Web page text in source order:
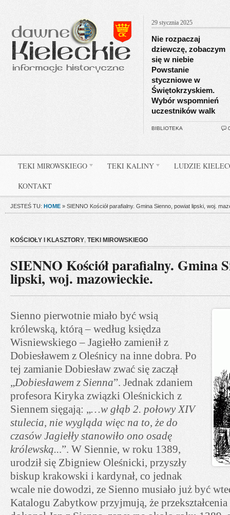
29 stycznia 2025
Nie rozpaczaj
dziewczę, zobaczym
się w niebie
Powstanie
styczniowe w
Świętokrzyskiem.
Wybór wspomnień
uczestników walk
BIBLIOTEKA
TEKI MIROWSKIEGO TEKI KALINY LUDZIE
KONTAKT
JESTEŚ TU: HOME » SIENNO Kościół parafialny. Gmina Sienno, powiat lipski, woj.
KOŚCIOŁY I KLASZTORY, TEKI MIROWSKIEGO
SIENNO Kościół parafialny. Gmina
lipski, woj. mazowieckie.
Sienno pierwotnie miało być wsią
królewską, którą – według księdza
Wisniewskiego – Jagiełło zamienił z
Dobiesławem z Oleśnicy na inne dobra. Po
tej zamianie Dobiesław zwać się zaczął
„Dobiesławem z Sienna”. Jednak zdaniem
profesora Kiryka związki Oleśnickich z
Siennem sięgają: „…w głąb 2. połowy XIV
stulecia, nie wygląda więc na to, że do
czasów Jagiełły stanowiło ono osadę
królewską...”. W Siennie, w roku 1389,
urodził się Zbigniew Oleśnicki, przyszły
biskup krakowski i kardynał, co jednak
wcale nie dowodzi, ze Sienno musiało już być
Katalogu Zabytkow przyjmują, że